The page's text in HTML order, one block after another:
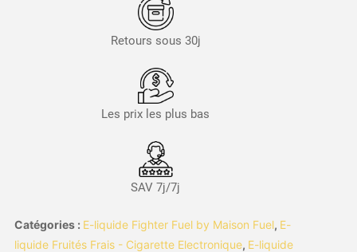
Retours sous 30j
Les prix les plus bas
SAV 7j/7j
Catégories : E-liquide Fighter Fuel by Maison Fuel, E-
liquide Fruités Frais - Cigarette Electronique, E-liquide